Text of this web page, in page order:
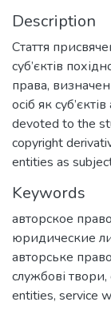
Description
Стаття
суб’єктів
права,
осіб як
devoted to the
copyright
entities as
Keywords
авторское право
юридические
авторське право
службові твори,
entities, service